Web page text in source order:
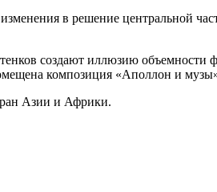
в решение центральной
создают иллюзию объемности
композиция «Аполлон и
Азии и Африки.